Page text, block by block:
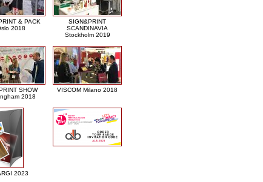
& PACK
2018
SIGN&PRINT
SCANDINAVIA
Stockholm 2019
SHOW
2018
VISCOM Milano 2018
2023